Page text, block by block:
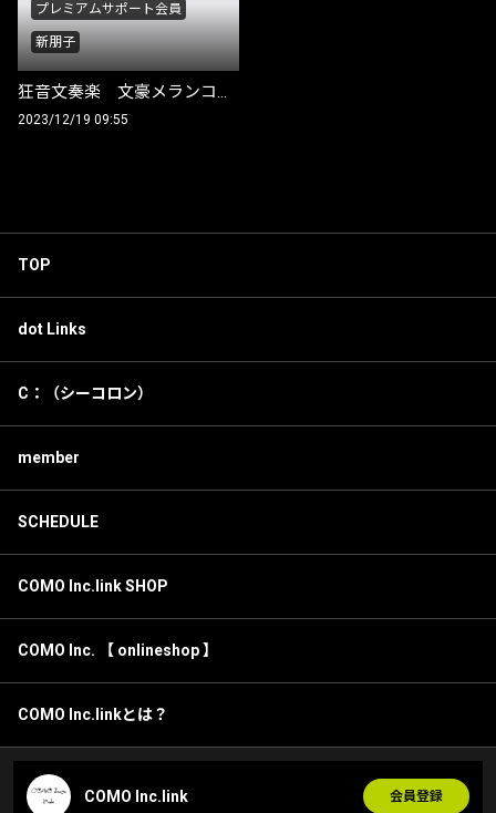
プレミアムサポート会員
新朋子
狂音文奏楽 文豪メランコリー 衣装解説 ー新朋子音声ガイドー
2023/12/19 09:55
TOP
dot Links
C：（シーコロン）
member
SCHEDULE
COMO Inc.link SHOP
COMO Inc. 【 onlineshop 】
COMO Inc.linkとは？
COMO Inc.link 会員登録